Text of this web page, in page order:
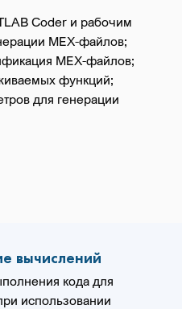
Coder и рабочим
MEX-файлов;
MEX-файлов;
функций;
для генерации
вычислений
кода для
использовании